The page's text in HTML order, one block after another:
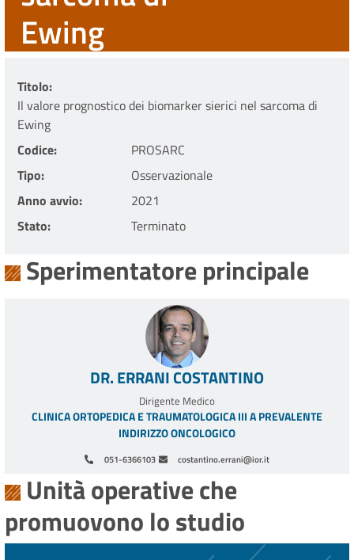
Ewing
Titolo
Il valore prognostico dei biomarker sierici nel sarcoma di
Ewing
Codice
PROSARC
Tipo
Osservazionale
Anno avvio
2021
Stato
Terminato
Sperimentatore principale
051-6366103 costantino.errani@ior.it
DR. ERRANI COSTANTINO
Dirigente Medico
CLINICA ORTOPEDICA E TRAUMATOLOGICA III A PREVALENTE
INDIRIZZO ONCOLOGICO
Unità operative che
promuovono lo studio